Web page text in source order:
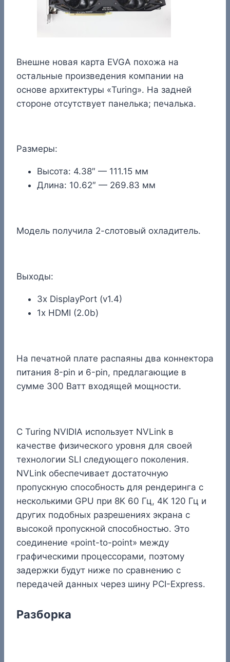
Внешне новая карта EVGA похожа на
остальные произведения компании на
основе архитектуры «Turing». На задней
стороне отсутствует панелька; печалька.
Размеры:
Высота: 4.38″ — 111.15 мм
Длина: 10.62″ — 269.83 мм
Модель получила 2-слотовый охладитель.
Выходы:
3x DisplayPort (v1.4)
1x HDMI (2.0b)
На печатной плате распаяны два коннектора
питания 8-pin и 6-pin, предлагающие в
сумме 300 Ватт входящей мощности.
С Turing NVIDIA использует NVLink в
качестве физического уровня для своей
технологии SLI следующего поколения.
NVLink обеспечивает достаточную
пропускную способность для рендеринга с
несколькими GPU при 8K 60 Гц, 4K 120 Гц и
других подобных разрешениях экрана с
высокой пропускной способностью. Это
соединение «point-to-point» между
графическими процессорами, поэтому
задержки будут ниже по сравнению с
передачей данных через шину PCI-Express.
Разборка